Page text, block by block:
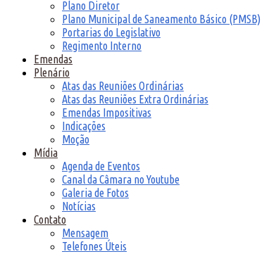
Plano Diretor
Plano Municipal de Saneamento Básico (PMSB)
Portarias do Legislativo
Regimento Interno
Emendas
Plenário
Atas das Reuniões Ordinárias
Atas das Reuniões Extra Ordinárias
Emendas Impositivas
Indicações
Moção
Mídia
Agenda de Eventos
Canal da Câmara no Youtube
Galeria de Fotos
Notícias
Contato
Mensagem
Telefones Úteis